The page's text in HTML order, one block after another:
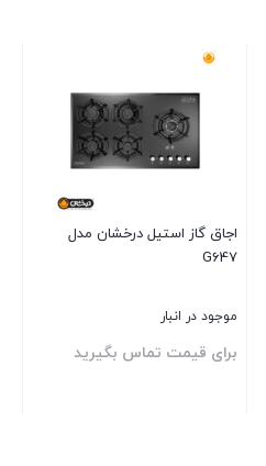
اجاق گاز استیل درخشان مدل
G647
موجود در انبار
برای قیمت تماس بگیرید